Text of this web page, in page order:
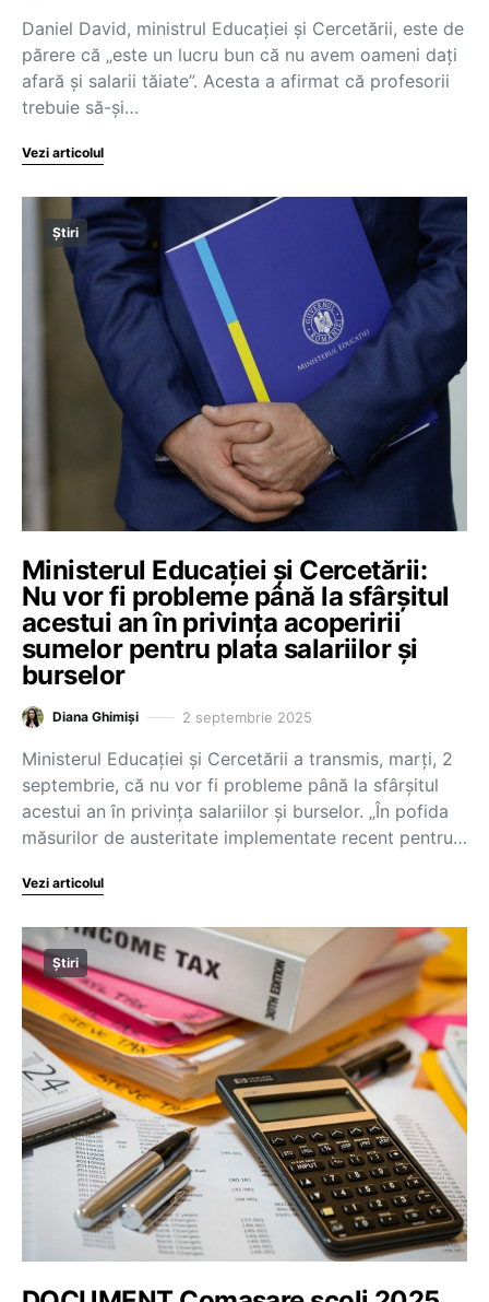
Daniel David, ministrul Educației și Cercetării, este de
părere că „este un lucru bun că nu avem oameni dați
afară și salarii tăiate”. Acesta a afirmat că profesorii
trebuie să-și…
Vezi articolul
Știri
Ministerul Educației și Cercetării:
Nu vor fi probleme până la sfârșitul
acestui an în privința acoperirii
sumelor pentru plata salariilor și
burselor
Diana Ghimiși 2 septembrie 2025
Ministerul Educației și Cercetării a transmis, marți, 2
septembrie, că nu vor fi probleme până la sfârșitul
acestui an în privința salariilor și burselor. „În pofida
măsurilor de austeritate implementate recent pentru…
Vezi articolul
Știri